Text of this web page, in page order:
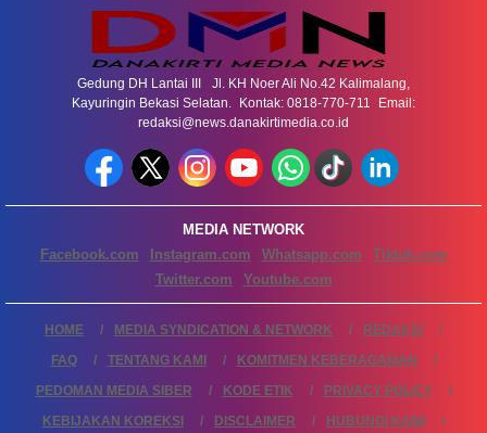
Gedung DH Lantai III Jl. KH Noer Ali No.42 Kalimalang,
Kayuringin Bekasi Selatan. Kontak: 0818-770-711 Email:
redaksi@news.danakirtimedia.co.id
MEDIA NETWORK
Facebook.com
Instagram.com Whatsapp.com
Tiktok.com
Twitter.com
Youtube.com
HOME MEDIA SYNDICATION & NETWORK
REDAKSI
FAQ
TENTANG KAMI
KOMITMEN KEBERAGAMAN
PEDOMAN MEDIA SIBER
KODE ETIK
PRIVACY POLICY
KEBIJAKAN KOREKSI
DISCLAIMER
HUBUNGI KAMI